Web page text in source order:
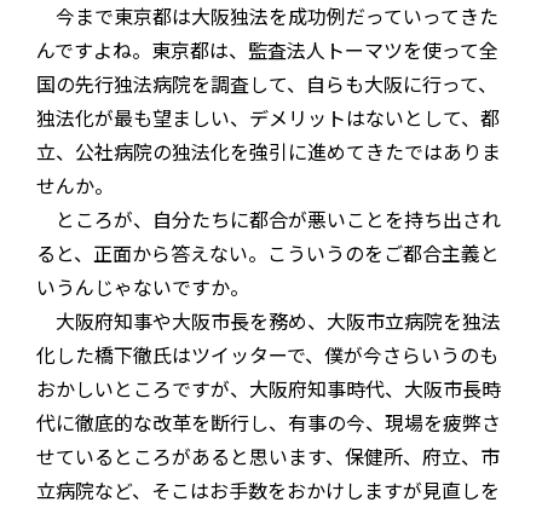
今まで東京都は大阪独法を成功例だっていってきた
んですよね。東京都は、監査法人トーマツを使って全
国の先行独法病院を調査して、自らも大阪に行って、
独法化が最も望ましい、デメリットはないとして、都
立、公社病院の独法化を強引に進めてきたではありま
せんか。
ところが、自分たちに都合が悪いことを持ち出され
ると、正面から答えない。こういうのをご都合主義と
いうんじゃないですか。
大阪府知事や大阪市長を務め、大阪市立病院を独法
化した橋下徹氏はツイッターで、僕が今さらいうのも
おかしいところですが、大阪府知事時代、大阪市長時
代に徹底的な改革を断行し、有事の今、現場を疲弊さ
せているところがあると思います、保健所、府立、市
立病院など、そこはお手数をおかけしますが見直しを